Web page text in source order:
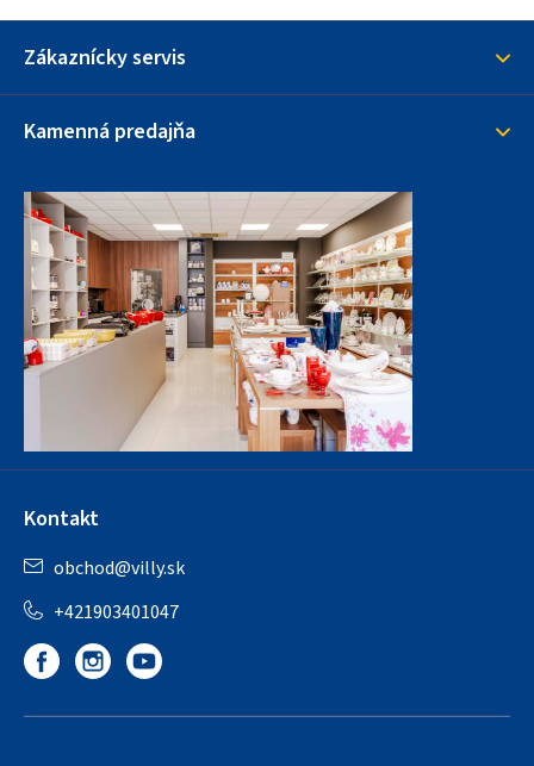
s
Zákaznícky servis
Kamenná predajňa
Kontakt
obchod@villy.sk
+421903401047